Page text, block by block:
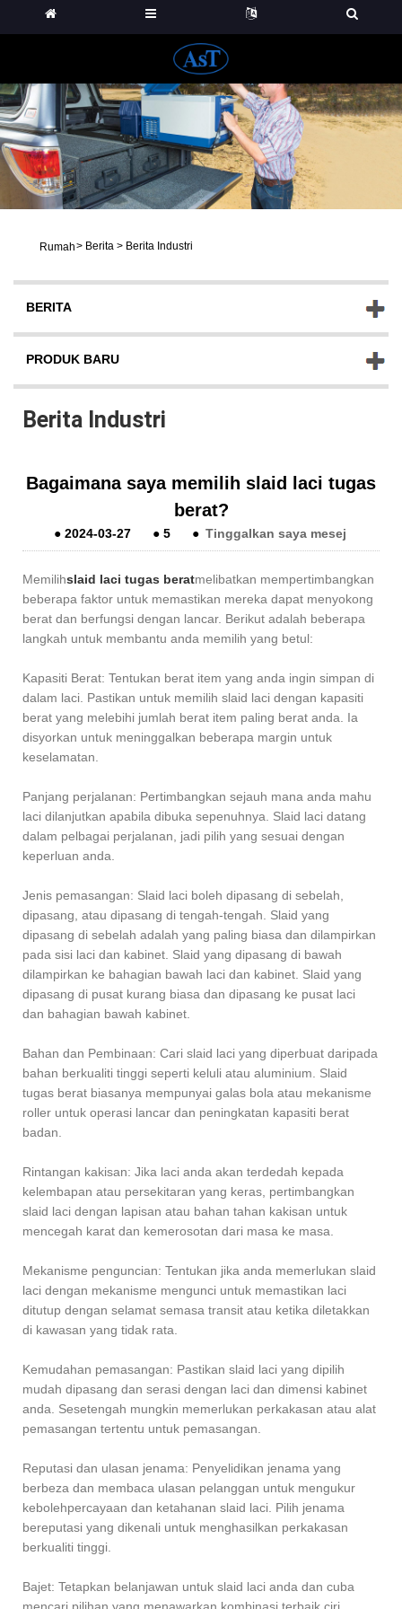
Rumah> Berita > Berita Industri
BERITA
PRODUK BARU
Berita Industri
Bagaimana saya memilih slaid laci tugas
berat?
● 2024-03-27 ● 5 ● Tinggalkan saya mesej
Memilihslaid laci tugas beratmelibatkan mempertimbangkan
beberapa faktor untuk memastikan mereka dapat menyokong
berat dan berfungsi dengan lancar. Berikut adalah beberapa
langkah untuk membantu anda memilih yang betul:
Kapasiti Berat: Tentukan berat item yang anda ingin simpan di
dalam laci. Pastikan untuk memilih slaid laci dengan kapasiti
berat yang melebihi jumlah berat item paling berat anda. Ia
disyorkan untuk meninggalkan beberapa margin untuk
keselamatan.
Panjang perjalanan: Pertimbangkan sejauh mana anda mahu
laci dilanjutkan apabila dibuka sepenuhnya. Slaid laci datang
dalam pelbagai perjalanan, jadi pilih yang sesuai dengan
keperluan anda.
Jenis pemasangan: Slaid laci boleh dipasang di sebelah,
dipasang, atau dipasang di tengah-tengah. Slaid yang
dipasang di sebelah adalah yang paling biasa dan dilampirkan
pada sisi laci dan kabinet. Slaid yang dipasang di bawah
dilampirkan ke bahagian bawah laci dan kabinet. Slaid yang
dipasang di pusat kurang biasa dan dipasang ke pusat laci
dan bahagian bawah kabinet.
Bahan dan Pembinaan: Cari slaid laci yang diperbuat daripada
bahan berkualiti tinggi seperti keluli atau aluminium. Slaid
tugas berat biasanya mempunyai galas bola atau mekanisme
roller untuk operasi lancar dan peningkatan kapasiti berat
badan.
Rintangan kakisan: Jika laci anda akan terdedah kepada
kelembapan atau persekitaran yang keras, pertimbangkan
slaid laci dengan lapisan atau bahan tahan kakisan untuk
mencegah karat dan kemerosotan dari masa ke masa.
Mekanisme penguncian: Tentukan jika anda memerlukan slaid
laci dengan mekanisme mengunci untuk memastikan laci
ditutup dengan selamat semasa transit atau ketika diletakkan
di kawasan yang tidak rata.
Kemudahan pemasangan: Pastikan slaid laci yang dipilih
mudah dipasang dan serasi dengan laci dan dimensi kabinet
anda. Sesetengah mungkin memerlukan perkakasan atau alat
pemasangan tertentu untuk pemasangan.
Reputasi dan ulasan jenama: Penyelidikan jenama yang
berbeza dan membaca ulasan pelanggan untuk mengukur
kebolehpercayaan dan ketahanan slaid laci. Pilih jenama
bereputasi yang dikenali untuk menghasilkan perkakasan
berkualiti tinggi.
Bajet: Tetapkan belanjawan untuk slaid laci anda dan cuba